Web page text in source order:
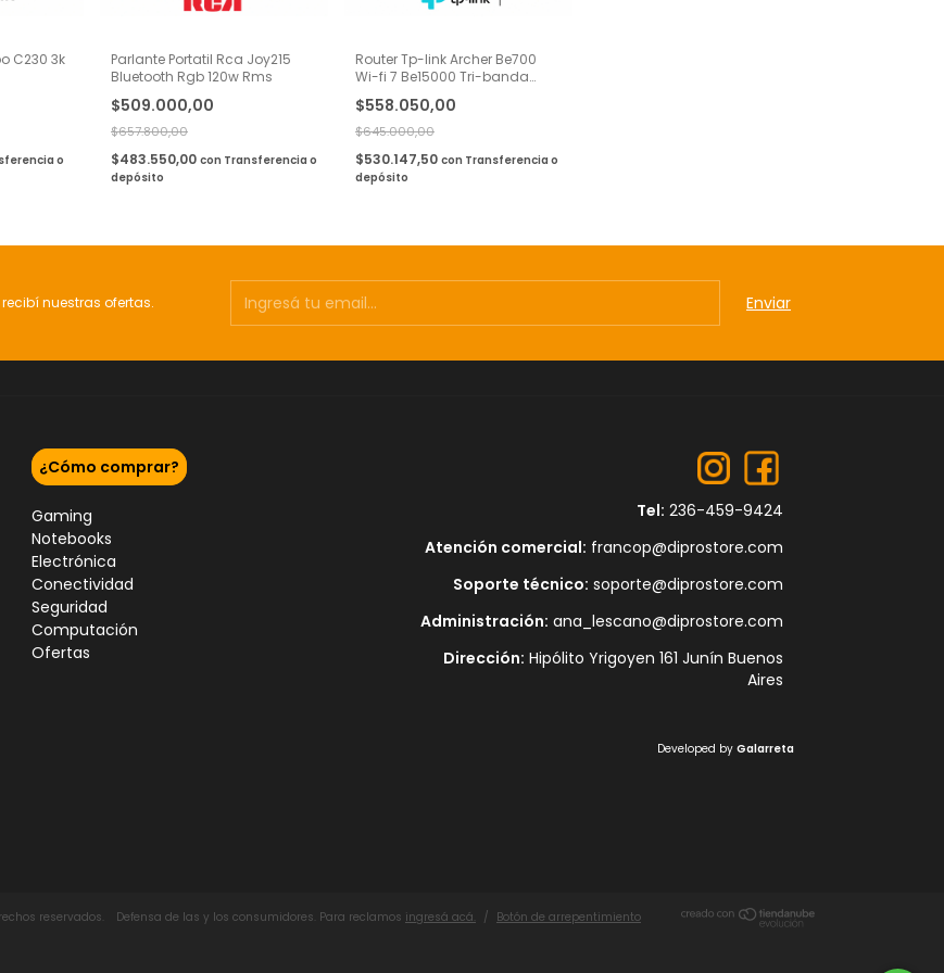
C230 3k
o
Parlante Portatil Rca Joy215
Bluetooth Rgb 120w Rms
$509.000,00
$657.800,00
$483.550,00 con Transferencia o
depósito
Router Tp-link Archer Be700
Wi-fi 7 Be15000 Tri-banda
$558.050,00
$645.000,00
$530.147,50 con Transferencia o
depósito
nuestras ofertas.
¿Cómo comprar?
Gaming
Notebooks
Electrónica
Conectividad
Seguridad
Computación
Ofertas
Tel: 236-459-9424
Atención comercial: francop@diprostore.com
Soporte técnico: soporte@diprostore.com
Administración: ana_lescano@diprostore.com
Dirección: Hipólito Yrigoyen 161 Junín Buenos
Aires
Developed by Galarreta
reservados. Defensa de las y los consumidores. Para reclamos ingresá acá. / Botón de arrepentimiento